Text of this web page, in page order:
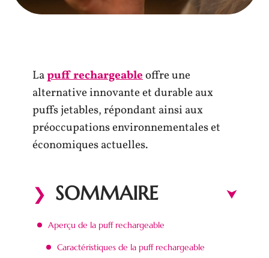
Lapuff rechargeableoffre une
alternative innovante et durable aux
puffs jetables, répondant ainsi aux
préoccupations environnementales et
économiques actuelles.
SOMMAIRE
Aperçu de la puff rechargeable
Caractéristiques de la puff rechargeable